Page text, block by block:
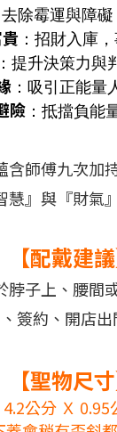
去除霉運與障
：招財入庫
提升決策力與
：吸引正能量
險 ：抵擋負能
含師傅九次加
慧』與『財氣
【配戴建議
脖子上、腰間
簽約、開店
【聖物尺寸
4.2公分 Ｘ 0.95